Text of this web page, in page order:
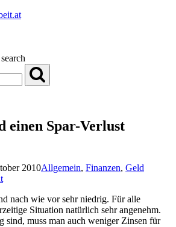
einen Spar-Verlust
2010Allgemein, Finanzen, Geld
nach wie vor sehr niedrig. Für alle
Situation natürlich sehr angenehm.
sind, muss man auch weniger Zinsen für